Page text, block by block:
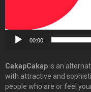
00:00
CakapCakapis an
with attractive and
people who are or feel